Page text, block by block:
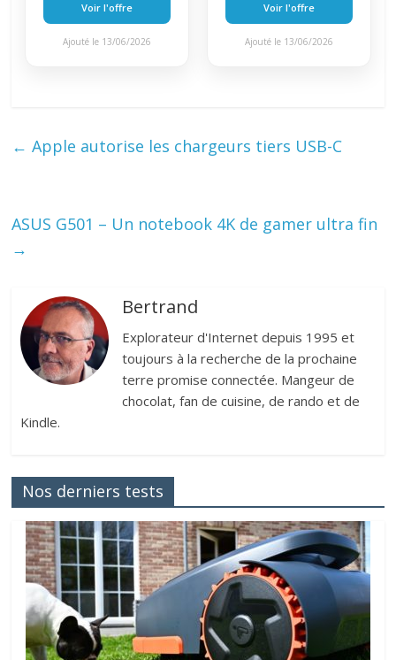
Voir l'offre
Ajouté le 13/06/2026
Voir l'offre
Ajouté le 13/06/2026
← Apple autorise les chargeurs tiers USB-C
ASUS G501 – Un notebook 4K de gamer ultra fin
→
Bertrand
Explorateur d'Internet depuis 1995 et
toujours à la recherche de la prochaine
terre promise connectée. Mangeur de
chocolat, fan de cuisine, de rando et de
Kindle.
Nos derniers tests